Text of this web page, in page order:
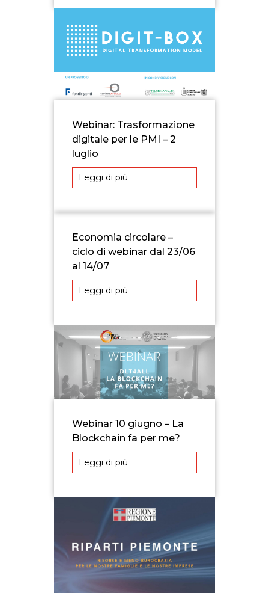
Webinar: Trasformazione
digitale per le PMI – 2
luglio
Leggi di più
Economia circolare –
ciclo di webinar dal 23/06
al 14/07
Leggi di più
Webinar 10 giugno – La
Blockchain fa per me?
Leggi di più